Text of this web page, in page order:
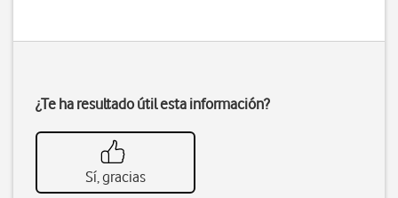
¿Te ha resultado útil esta información?
Sí, gracias